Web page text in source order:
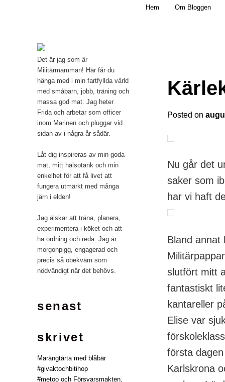
Mamma, militär och märkbart obekväm
Hem Om Bloggen
Posted on
Nu går det
saker som
har vi haft
Bland annat
slutfört mitt
fantastiskt
kantareller
Elise var
första
Karlskrona
Det är jag som är
Militärmamman! Här får du
hänga med i min fartfyllda värld
med småbarn, jobb, träning och
massa god mat. Jag heter
Frida och arbetar som officer
inom Marinen och pluggar vid
sidan av i några år sådär.
Låt dig inspireras av min goda
mat, mitt hälsotänk och min
enkelhet för att få livet att
fungera utmärkt med många
järn i elden!
Jag älskar att träna, planera,
experimentera i köket och att
ha ordning och reda. Jag är
morgonpigg, engagerad och
precis så obekväm som
nödvändigt när det behövs.
senast
skrivet
Marängtårta med blåbär
#givaktochbitihop
#metoo och Försvarsmakten,